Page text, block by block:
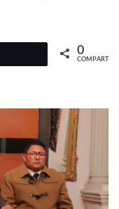
0
COMPARTIR